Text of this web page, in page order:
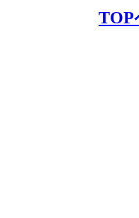
TOP